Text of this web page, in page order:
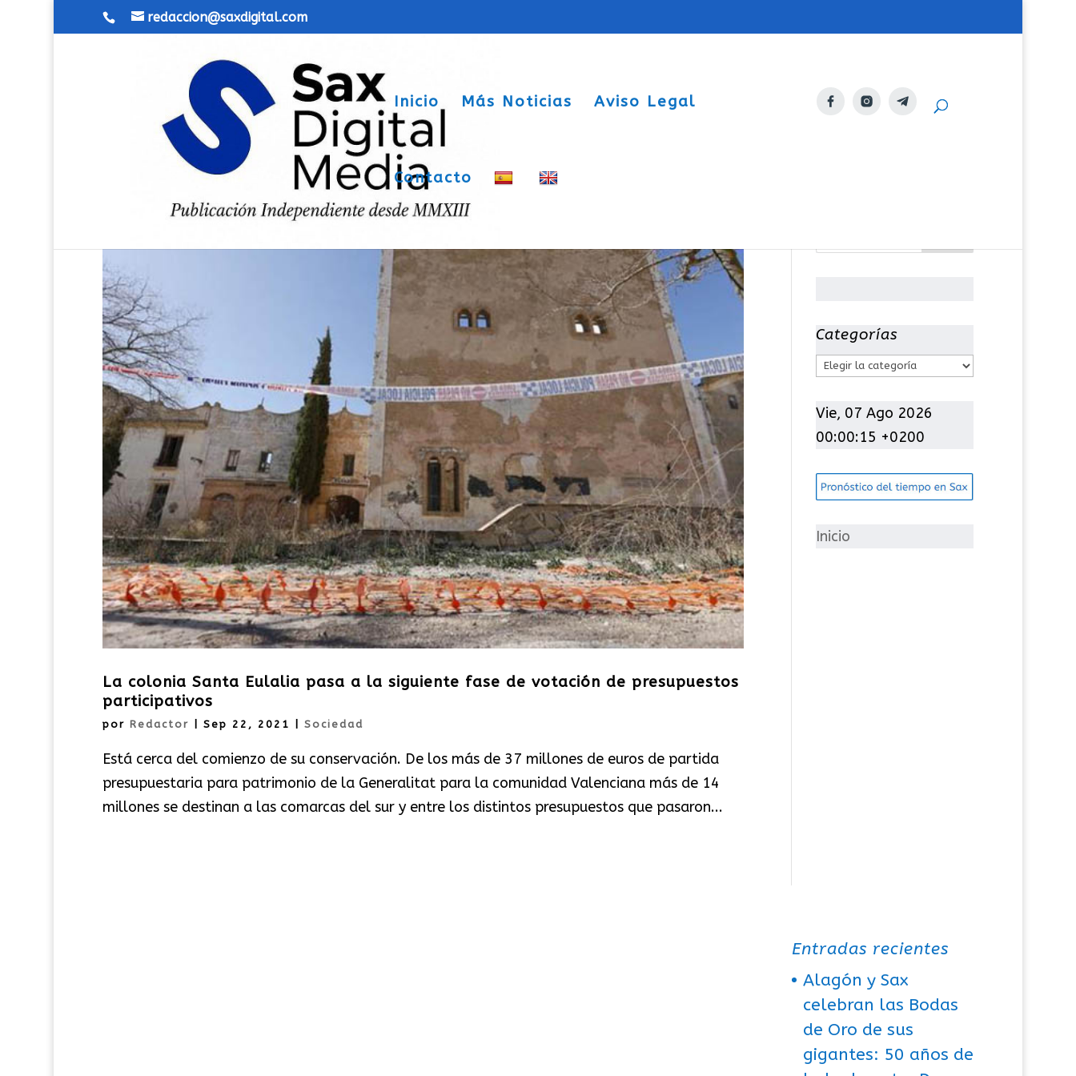
redaccion@saxdigital.com
Inicio Más Noticias Aviso Legal
Contacto
La colonia Santa Eulalia pasa a la siguiente fase de votación de presupuestos
participativos
por Redactor Sep 22, 2021 Sociedad
Está cerca del comienzo de su conservación. De los más de 37 millones de euros de partida
presupuestaria para patrimonio de la Generalitat para la comunidad Valenciana más de 14
millones se destinan a las comarcas del sur y entre los distintos presupuestos que pasaron...
Categorías
C
t
e
o
í
Vie, 07 Ago 2026
00:00:16 +0200
Inicio
Entradas recientes
Alagón y Sax
celebran las Bodas
de Oro de sus
gigantes: 50 años de